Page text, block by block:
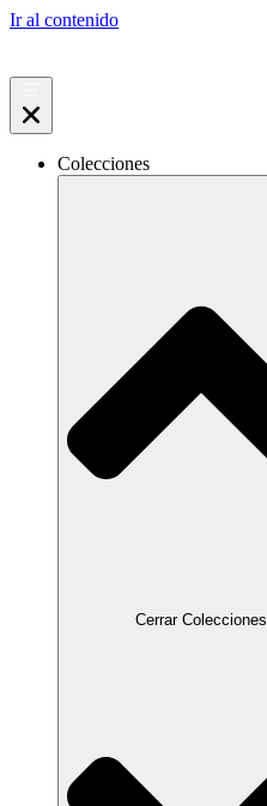
Ir al contenido
Colecciones
Cerrar Colecciones